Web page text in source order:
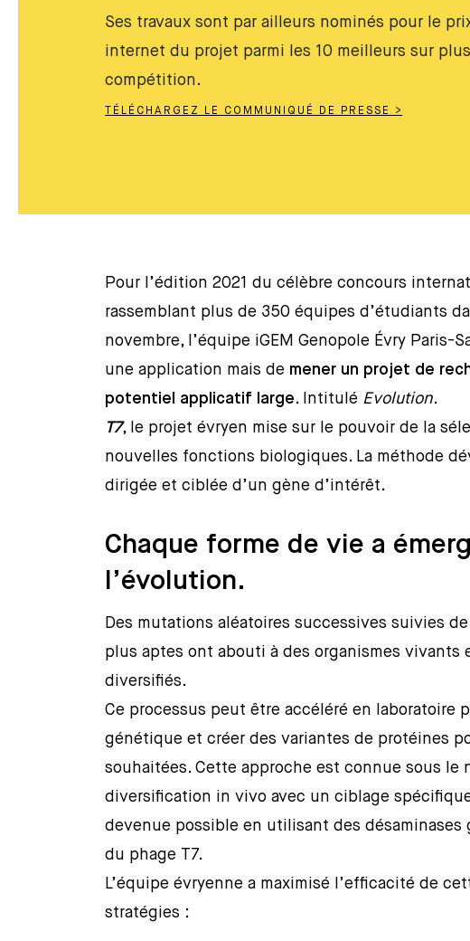
Ses travaux sont par ailleurs nominés pour le
internet du projet parmi les 10 meilleurs sur
compétition.
TÉLÉCHARGEZ LE COMMUNIQUÉ DE PRESSE >
Pour l’édition 2021 du célèbre concours
rassemblant plus de 350 équipes d’étudiants
novembre, l’équipe iGEM Genopole Évry Paris-
une application mais de mener un projet de
potentiel applicatif large. Intitulé Evolution.
T7, le projet évryen mise sur le pouvoir de la
nouvelles fonctions biologiques. La méthode
dirigée et ciblée d’un gène d’intérêt.
Chaque forme de vie a
l’évolution.
Des mutations aléatoires successives suivies
plus aptes ont abouti à des organismes vivants
diversifiés.
Ce processus peut être accéléré en laboratoire
génétique et créer des variantes de protéines
souhaitées. Cette approche est connue sous le
diversification in vivo avec un ciblage
devenue possible en utilisant des désaminases
du phage T7.
L’équipe évryenne a maximisé l’efficacité de
stratégies :